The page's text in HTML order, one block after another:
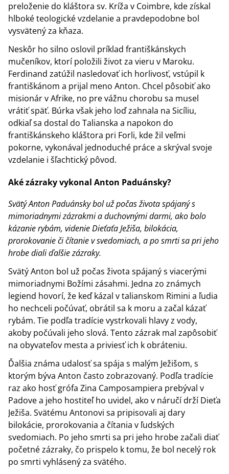
preloženie do kláštora sv. Kríža v Coimbre, kde získal
hlboké teologické vzdelanie a pravdepodobne bol
vysvätený za kňaza.
Neskôr ho silno oslovil príklad františkánskych
mučeníkov, ktorí položili život za vieru v Maroku.
Ferdinand zatúžil nasledovať ich horlivosť, vstúpil k
františkánom a prijal meno Anton. Chcel pôsobiť ako
misionár v Afrike, no pre vážnu chorobu sa musel
vrátiť späť. Búrka však jeho loď zahnala na Sicíliu,
odkiaľ sa dostal do Talianska a napokon do
františkánskeho kláštora pri Forli, kde žil veľmi
pokorne, vykonával jednoduché práce a skrýval svoje
vzdelanie i šľachtický pôvod.
Aké zázraky vykonal Anton Paduánsky?
Svätý Anton Paduánsky bol už počas života spájaný s
mimoriadnymi zázrakmi a duchovnými darmi, ako bolo
kázanie rybám, videnie Dieťaťa Ježiša, bilokácia,
prorokovanie či čítanie v svedomiach, a po smrti sa pri jeho
hrobe diali ďalšie zázraky.
Svätý Anton bol už počas života spájaný s viacerými
mimoriadnymi Božími zásahmi. Jedna zo známych
legiend hovorí, že keď kázal v talianskom Rimini a ľudia
ho nechceli počúvať, obrátil sa k moru a začal kázať
rybám. Tie podľa tradície vystrkovali hlavy z vody,
akoby počúvali jeho slová. Tento zázrak mal zapôsobiť
na obyvateľov mesta a priviesť ich k obráteniu.
Ďalšia známa udalosť sa spája s malým Ježišom, s
ktorým býva Anton často zobrazovaný. Podľa tradície
raz ako hosť grófa Zina Camposampiera prebýval v
Padove a jeho hostiteľ ho uvidel, ako v náručí drží Dieťa
Ježiša. Svätému Antonovi sa pripisovali aj dary
bilokácie, prorokovania a čítania v ľudských
svedomiach. Po jeho smrti sa pri jeho hrobe začali diať
početné zázraky, čo prispelo k tomu, že bol necelý rok
po smrti vyhlásený za svätého.